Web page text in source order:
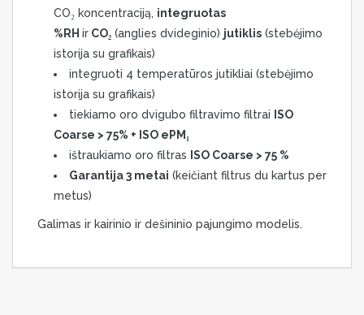
CO₂ koncentraciją, integruotas
%RH ir CO₂ (anglies dvideginio) jutiklis (stebėjimo
istorija su grafikais)
integruoti 4 temperatūros jutikliai (stebėjimo
istorija su grafikais)
tiekiamo oro dvigubo filtravimo filtrai ISO
Coarse > 75% + ISO ePM₁
ištraukiamo oro filtras ISO Coarse > 75 %
Garantija 3 metai (keičiant filtrus du kartus per
metus)
Galimas ir kairinio ir dešininio pajungimo modelis.